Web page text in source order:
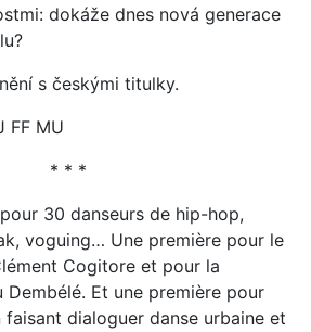
dokáže dnes nová generace
s českými titulky.
FF MU
* * *
30 danseurs de hip-hop,
voguing… Une première pour le
Cogitore et pour la
Dembélé. Et une première pour
faisant dialoguer danse urbaine et